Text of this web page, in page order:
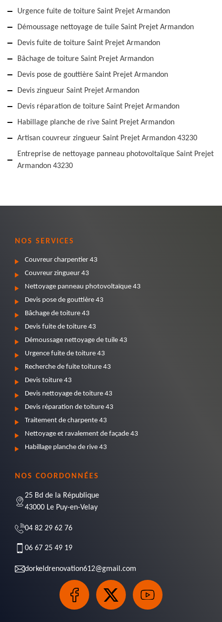
Urgence fuite de toiture Saint Prejet Armandon
Démoussage nettoyage de tuile Saint Prejet Armandon
Devis fuite de toiture Saint Prejet Armandon
Bâchage de toiture Saint Prejet Armandon
Devis pose de gouttière Saint Prejet Armandon
Devis zingueur Saint Prejet Armandon
Devis réparation de toiture Saint Prejet Armandon
Habillage planche de rive Saint Prejet Armandon
Artisan couvreur zingueur Saint Prejet Armandon 43230
Entreprise de nettoyage panneau photovoltaïque Saint Prejet
Armandon 43230
NOS SERVICES
Couvreur charpentier 43
Couvreur zingueur 43
Nettoyage panneau photovoltaïque 43
Devis pose de gouttière 43
Bâchage de toiture 43
Devis fuite de toiture 43
Démoussage nettoyage de tuile 43
Urgence fuite de toiture 43
Recherche de fuite toiture 43
Devis toiture 43
Devis nettoyage de toiture 43
Devis réparation de toiture 43
Traitement de charpente 43
Nettoyage et ravalement de façade 43
Habillage planche de rive 43
NOS COORDONNÉES
25 Bd de la République
43000 Le Puy-en-Velay
04 82 29 62 76
06 67 25 49 19
dorkeldrenovation612@gmail.com